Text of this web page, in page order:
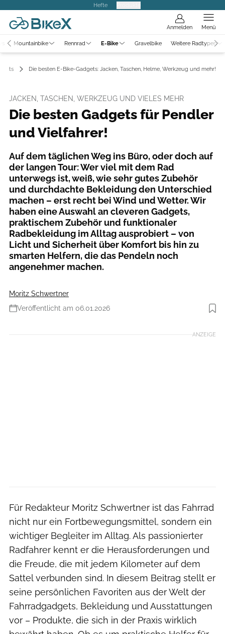
Hefte
Anmelden Menü
Mountainbike Rennrad E-Bike Gravelbike Weitere Radtypen
Tests Die besten E-Bike-Gadgets: Jacken, Taschen, Helme, Werkzeug und mehr!
JACKEN, TASCHEN, WERKZEUG UND VIELES MEHR
Die besten Gadgets für Pendler
und Vielfahrer!
Auf dem täglichen Weg ins Büro, oder doch auf
der langen Tour: Wer viel mit dem Rad
unterwegs ist, weiß, wie sehr gutes Zubehör
und durchdachte Bekleidung den Unterschied
machen – erst recht bei Wind und Wetter. Wir
haben eine Auswahl an cleveren Gadgets,
praktischem Zubehör und funktionaler
Radbekleidung im Alltag ausprobiert – von
Licht und Sicherheit über Komfort bis hin zu
smarten Helfern, die das Pendeln noch
angenehmer machen.
Moritz Schwertner
Veröffentlicht am 06.01.2026
Foto: Moritz Schwertner // www.moritzschwertner.de
ANZEIGE
Für Redakteur Moritz Schwertner ist das Fahrrad
nicht nur ein Fortbewegungsmittel, sondern ein
wichtiger Begleiter im Alltag. Als passionierter
Radfahrer kennt er die Herausforderungen und
die Freude, die mit jedem Kilometer auf dem
Sattel verbunden sind. In diesem Beitrag stellt er
seine persönlichen Favoriten aus der Welt der
Fahrradgadgets, Bekleidung und Ausstattungen
vor – Produkte, die sich in der Praxis wirklich